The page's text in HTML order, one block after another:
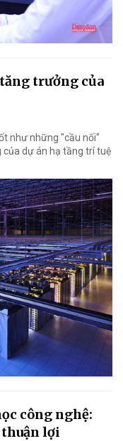
trưởng của
như những "cầu nối"
của dự án hạ tầng trí tuệ
công nghệ:
lợi